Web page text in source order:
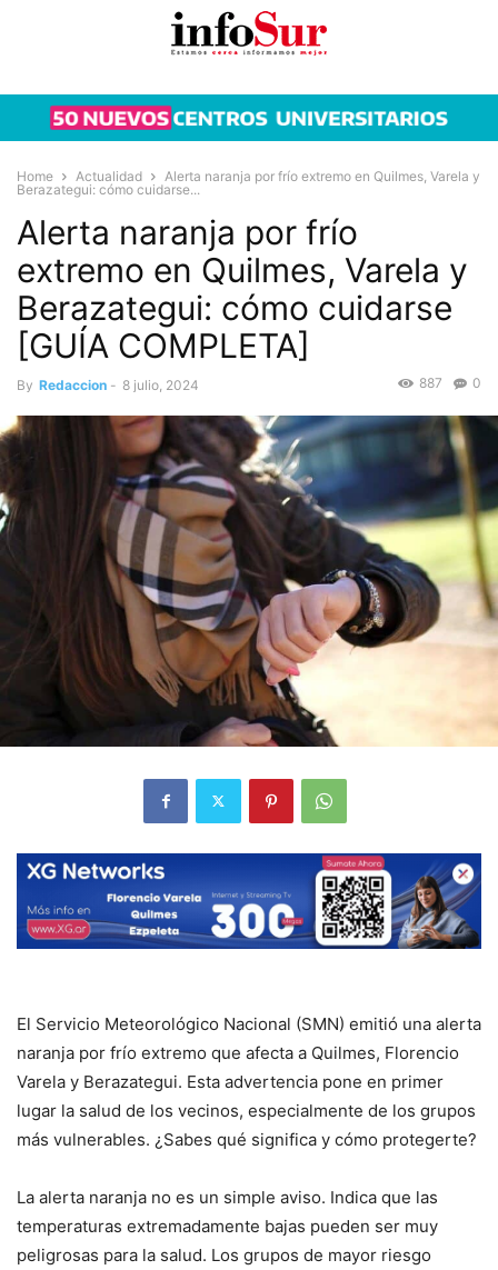
Home Actualidad
Alerta naranja por frío extremo en Quilmes, Varela y
Berazategui: cómo cuidarse...
Alerta naranja por frío
extremo en Quilmes, Varela y
Berazategui: cómo cuidarse
[GUÍA COMPLETA]
By Redaccion - 8 julio, 2024 0
887
El Servicio Meteorológico Nacional (SMN) emitió una alerta
naranja por frío extremo que afecta a Quilmes, Florencio
Varela y Berazategui. Esta advertencia pone en primer
lugar la salud de los vecinos, especialmente de los grupos
más vulnerables. ¿Sabes qué significa y cómo protegerte?
La alerta naranja no es un simple aviso. Indica que las
temperaturas extremadamente bajas pueden ser muy
peligrosas para la salud. Los grupos de mayor riesgo